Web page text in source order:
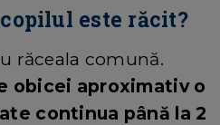
este răcit?
răceala comună.
obicei aproximativ o
continua până la 2